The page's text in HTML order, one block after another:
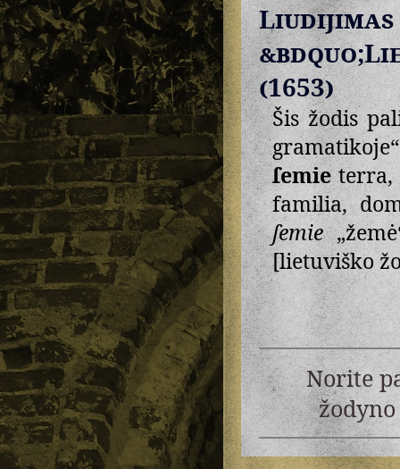
(1653)
Šis žodis
ſemieterra,
familia,
ſemie
[lietuviško
Norite